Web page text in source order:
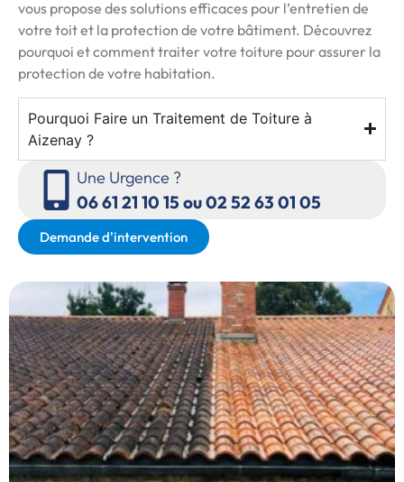
vous propose des solutions efficaces pour l’entretien de
votre toit et la protection de votre bâtiment. Découvrez
pourquoi et comment traiter votre toiture pour assurer la
protection de votre habitation.
Pourquoi Faire un Traitement de Toiture à
Aizenay ?
Une Urgence ?
06 61 21 10 15 ou 02 52 63 01 05
Demande d'intervention